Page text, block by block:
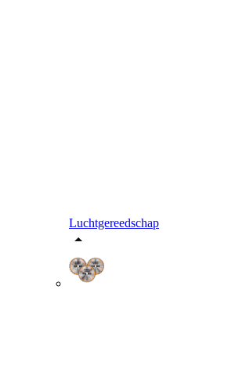
Luchtgereedschap